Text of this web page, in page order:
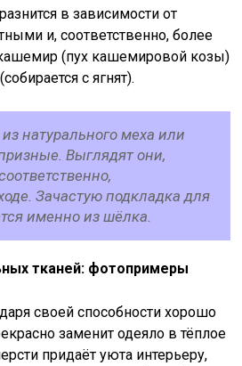
в зависимости от
и, соответственно, более
(пух кашемировой козы)
с ягнят).
натурального меха или
Выглядят они,
Зачастую подкладка для
именно из шёлка.
тканей: фотопримеры
своей способности хорошо
заменит одеяло в тёплое
придаёт уюта интерьеру,